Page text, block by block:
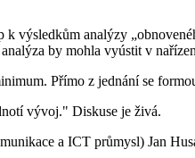
výsledkům analýzy
by mohla vyústit v
Přímo z jednání se
vývoj." Diskuse je živá.
a ICT průmysl) Jan